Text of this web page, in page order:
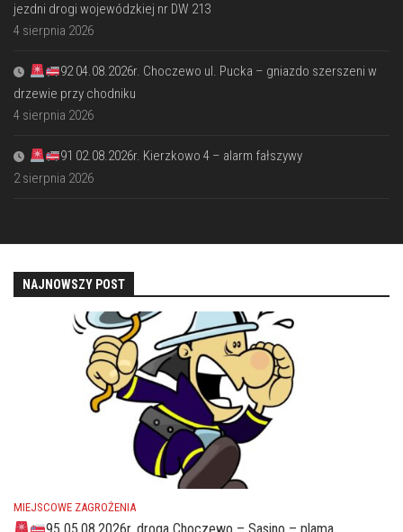
jezdni drogi wojewódzkiej nr DW 213
4 sierpnia 2026
92 04.08.2026r. Choczewo ul. Pucka – gniazdo szerszeni w
drzewie przy chodniku
4 sierpnia 2026
91 02.08.2026r. Kierzkowo 4 – alarm fałszywy
2 sierpnia 2026
NAJNOWSZY POST
MIEJSCOWE ZAGROŻENIA